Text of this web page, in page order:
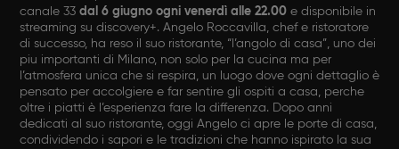
canale 33 dal 6 giugno ogni venerdì alle 22.00 e disponibile in
streaming su discovery+. Angelo Roccavilla, chef e ristoratore
di successo, ha reso il suo ristorante, “l’angolo di casa”, uno dei
piu importanti di Milano, non solo per la cucina ma per
l’atmosfera unica che si respira, un luogo dove ogni dettaglio è
pensato per accolgiere e far sentire gli ospiti a casa, perche
oltre i piatti è l’esperienza fare la differenza. Dopo anni
dedicati al suo ristorante, oggi Angelo ci apre le porte di casa,
condividendo i sapori e le tradizioni che hanno ispirato la sua